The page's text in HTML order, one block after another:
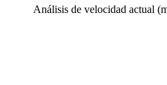
Análisis de velocidad actual